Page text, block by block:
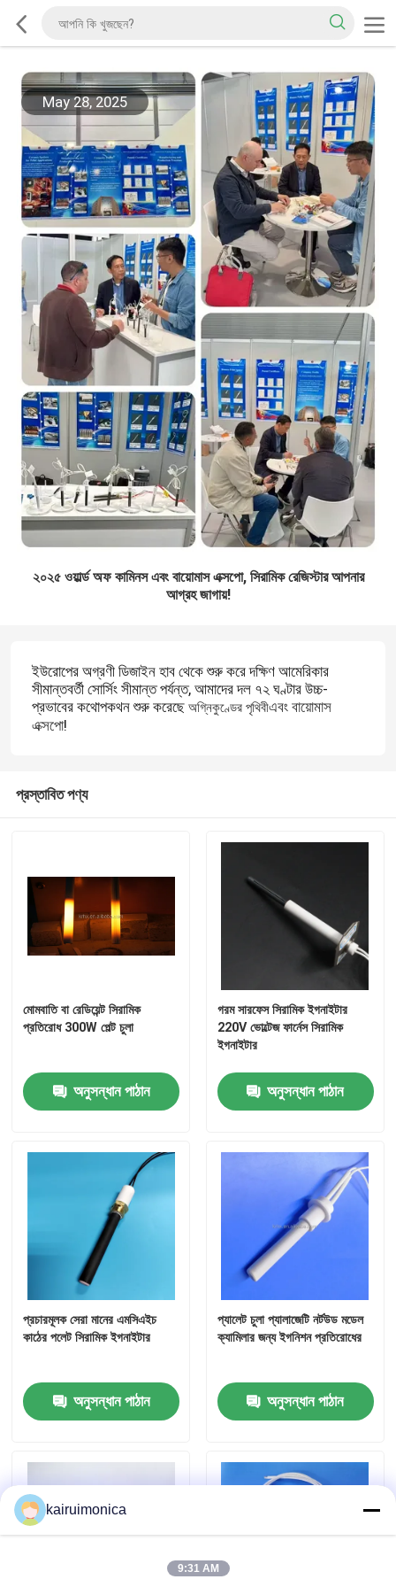
May 28, 2025
২০২৫ ওয়ার্ল্ড অফ কামিনস এবং বায়োমাস এক্সপো, সিরামিক রেজিস্টার আপনার
আগ্রহ জাগায়!
ইউরোপের অগ্রণী ডিজাইন হাব থেকে শুরু করে দক্ষিণ আমেরিকার
সীমান্তবর্তী সোর্সিং সীমান্ত পর্যন্ত, আমাদের দল ৭২ ঘণ্টার উচ্চ-
প্রভাবের কথোপকথন শুরু করেছে
话
অগ্নিকুণ্ডের পৃথিবীএবং বায়োমাস
এক্সপো!
প্রস্তাবিত পণ্য
মোমবাতি বা রেডিয়েন্ট সিরামিক
প্রতিরোধ 300W পেল্ট চুলা
অনুসন্ধান পাঠান
গরম সারফেস সিরামিক ইগনাইটার
220V ভোল্টেজ ফার্নেস সিরামিক
ইগনাইটার
অনুসন্ধান পাঠান
প্রচারমূলক সেরা মানের এমসিএইচ
কাঠের পলেট সিরামিক ইগনাইটার
অনুসন্ধান পাঠান
প্যালেট চুলা প্যালাজেটি নর্টউড মডেল
ক্যামিলার জন্য ইগনিশন প্রতিরোধের
অনুসন্ধান পাঠান
kairuimonica
9:31 AM